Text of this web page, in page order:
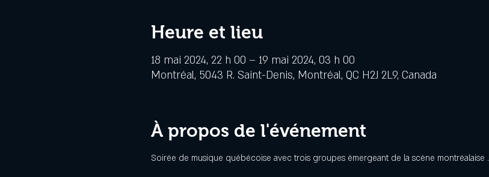
Heure et lieu
18 mai 2024, 22 h 00 – 19 mai 2024, 03 h 00
Montréal, 5043 R. Saint-Denis, Montréal, QC H2J 2L9, Canada
À propos de l'événement
Soirée de musique québécoise avec trois groupes émergeant de la scène montréalaise .